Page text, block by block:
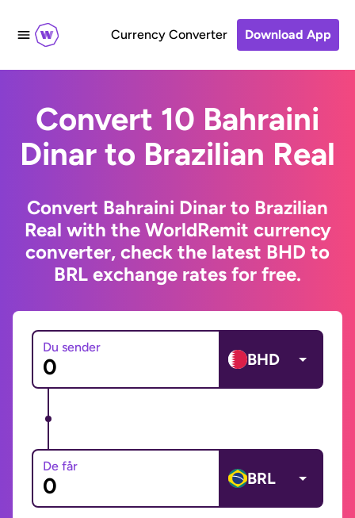
Currency Converter Download App
Convert 10 Bahraini
Dinar to Brazilian Real
Convert Bahraini Dinar to Brazilian
Real with the WorldRemit currency
converter, check the latest BHD to
BRL exchange rates for free.
Du sender
BHD
De får
BRL